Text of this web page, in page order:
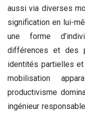
aussi via diverses
signification en lui-
une forme
différences et des
identités partielles
mobilisation
productivisme
ingénieur